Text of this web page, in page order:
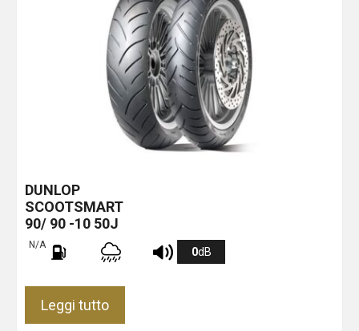
DUNLOP
SCOOTSMART
90/ 90 -10 50J
N/A
0dB
Leggi tutto